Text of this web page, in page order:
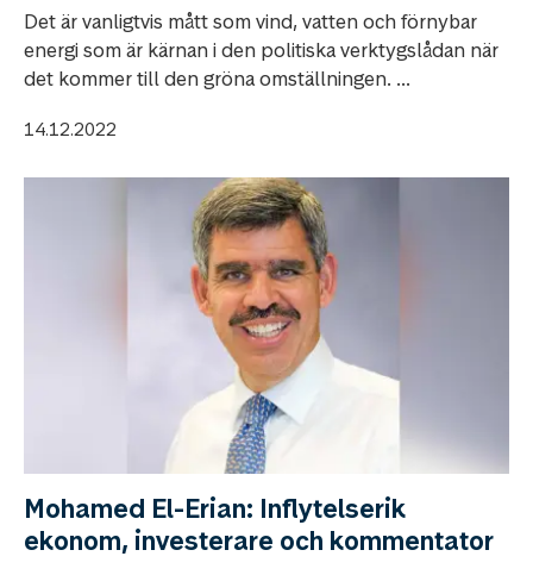
Det är vanligtvis mått som vind, vatten och förnybar
energi som är kärnan i den politiska verktygslådan när
det kommer till den gröna omställningen. ...
14.12.2022
Mohamed El-Erian: Inflytelserik
ekonom, investerare och kommentator